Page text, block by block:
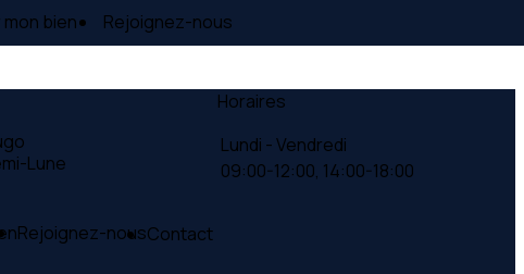
bien Rejoignez-nous
Lune
Horaires
Lundi - Vendredi
09:00-12:00, 14:00-18:00
Rejoignez-nousContact